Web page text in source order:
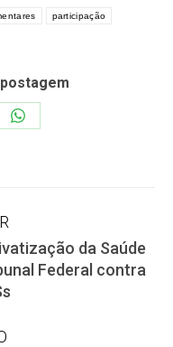
participação
Share
da Saúde
Federal contra